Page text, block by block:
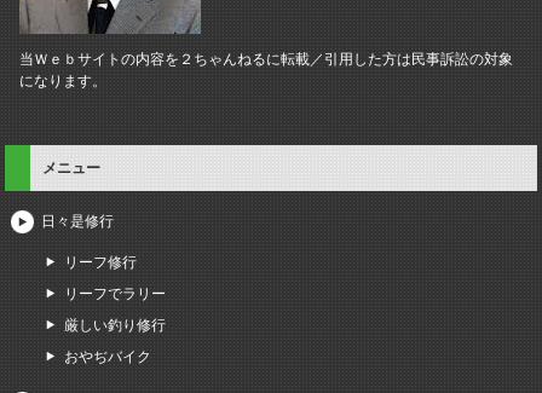
当Ｗｅｂサイトの内容を２ちゃんねるに転載／引用した方は民事訴訟の対象
になります。
メニュー
日々是修行
リーフ修行
リーフでラリー
厳しい釣り修行
おやぢバイク